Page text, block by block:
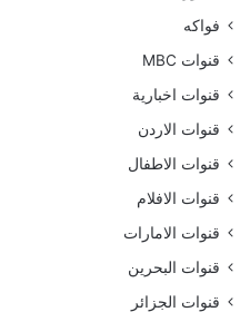
فواكه
قنوات MBC
قنوات اخبارية
قنوات الاردن
قنوات الاطفال
قنوات الافلام
قنوات الامارات
قنوات البحرين
قنوات الجزائر